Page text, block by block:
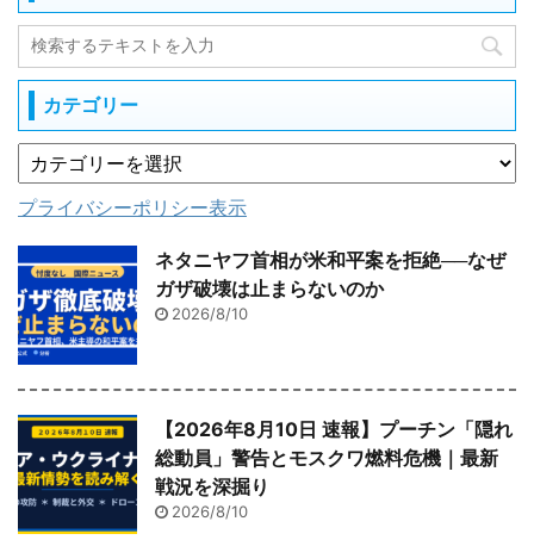
カテゴリー
プライバシーポリシー表示
ネタニヤフ首相が米和平案を拒絶──なぜ
ガザ破壊は止まらないのか
2026/8/10
【2026年8月10日 速報】プーチン「隠れ
総動員」警告とモスクワ燃料危機｜最新
戦況を深掘り
2026/8/10